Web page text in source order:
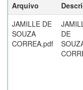
Arquivo
JAMILLE DE
SOUZA
CORREA.pdf
DE